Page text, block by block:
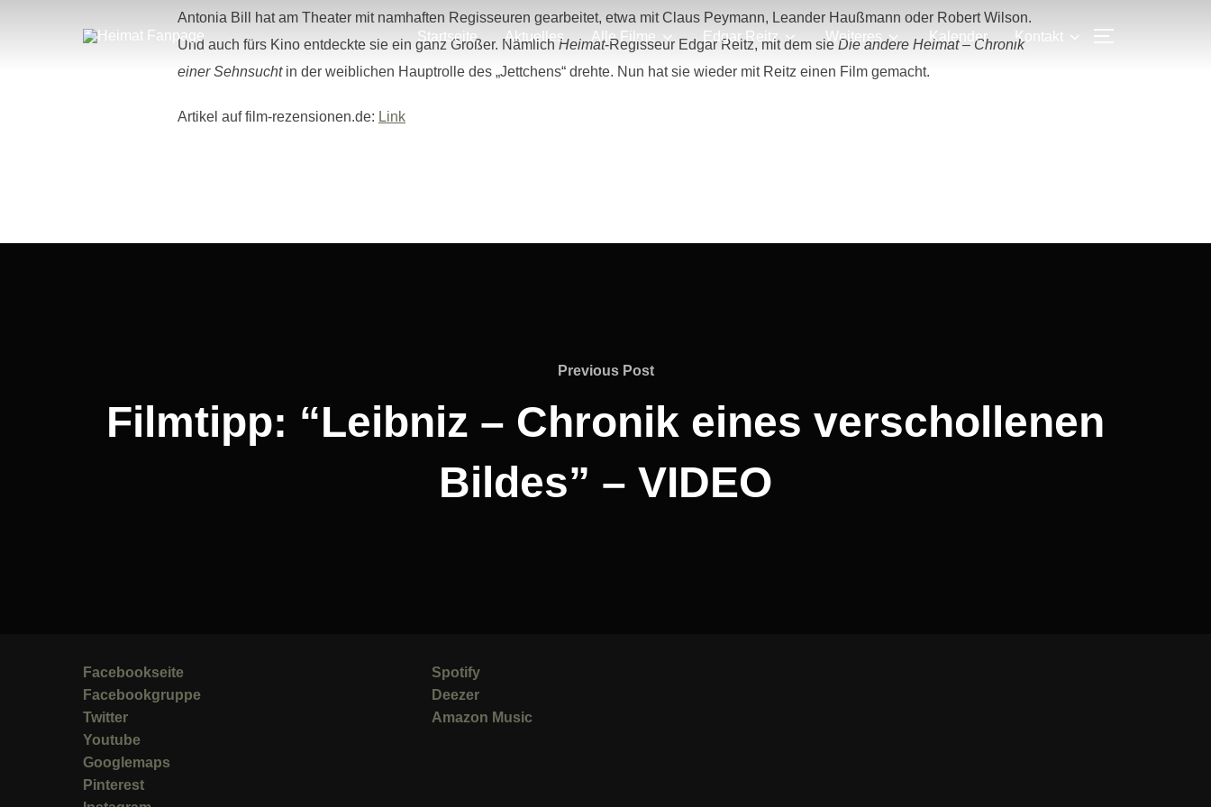
Startseite Aktuelles Alle Filme Edgar Reitz Weiteres Kalender Kontakt
Antonia Bill hat am Theater mit namhaften Regisseuren gearbeitet, etwa mit Claus Peymann, Leander Haußmann oder Robert Wilson.
Und auch fürs Kino entdeckte sie ein ganz Großer. Nämlich Heimat-Regisseur Edgar Reitz, mit dem sie Die andere Heimat – Chronik
einer Sehnsuchtin der weiblichen Hauptrolle des „Jettchens“ drehte. Nun hat sie wieder mit Reitz einen Film gemacht.
Artikel auf film-rezensionen.de: Link
Previous
Previous Post
Filmtipp: “Leibniz – Chronik eines verschollenen
Bildes” – VIDEO
Facebookseite
Facebookgruppe
Twitter
Youtube
Googlemaps
Pinterest
Spotify
Deezer
Amazon Music